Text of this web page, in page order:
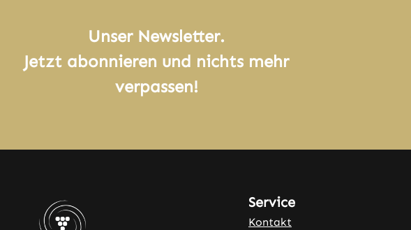
Unser Newsletter.
Jetzt abonnieren und nichts mehr
verpassen!
Service
Kontakt